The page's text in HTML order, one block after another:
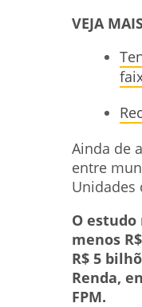
VEJA
Ainda de
entre
Unidades
O
menos
R$ 5
Renda,
FPM.